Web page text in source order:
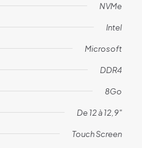
NVMe
Intel
Microsoft
DDR4
8Go
De 12 à 12,9"
Touch Screen